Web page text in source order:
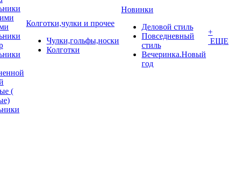
(
Колготки,чулки и прочее
Чулки,гольфы,носки
Колготки
Новинки
Деловой стиль
Повседневный
стиль
Вечеринка.Новый
год
+
ЕЩЕ